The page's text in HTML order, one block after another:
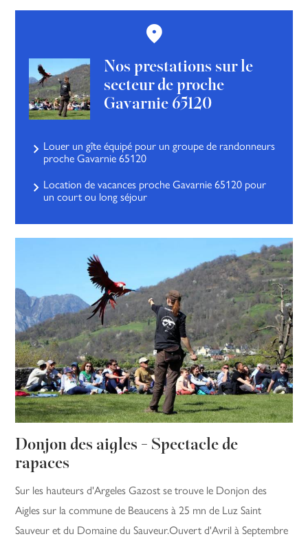
Nos prestations sur le
secteur de proche
Gavarnie 65120
Louer un gîte équipé pour un groupe de randonneurs
proche Gavarnie 65120
Location de vacances proche Gavarnie 65120 pour
un court ou long séjour
Donjon des aigles - Spectacle de
rapaces
Sur les hauteurs d'Argeles Gazost se trouve le Donjon des
Aigles sur la commune de Beaucens à 25 mn de Luz Saint
Sauveur et du Domaine du Sauveur.Ouvert d'Avril à Septembre